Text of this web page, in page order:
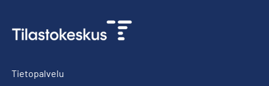
Tietopalvelu